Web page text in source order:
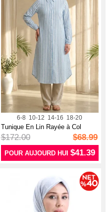
6-8 10-12 14-16 18-20
Tunique En Lin Rayée à Col
Chemise ...
$172.00 $68.99
POUR AUJOURD HUI $41.39